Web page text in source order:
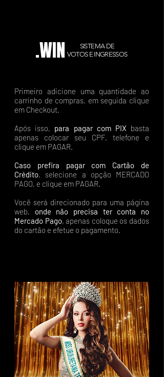
.WIN
SISTEMA DE
VOTOS E INGRESSOS
Primeiro adicione uma quantidade ao
carrinho de compras, em seguida clique
em Checkout.
Após isso, para pagar com PIX basta
apenas colocar seu CPF, telefone e
clique em PAGAR.
Caso prefira pagar com Cartão de
Crédito, selecione a opção MERCADO
PAGO, e clique em PAGAR.
Você será direcionado para uma página
web, onde não precisa ter conta no
Mercado Pago, apenas coloque os dados
do cartão e efetue o pagamento.